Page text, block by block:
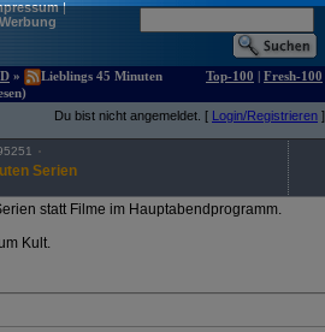
|
Werbung
»
Lieblings 45 Minuten
Top-100 | Fresh-100
Du bist nicht angemeldet. [ Login/Registrieren ]
Serien
statt Filme im Hauptabendprogramm.
Kult.